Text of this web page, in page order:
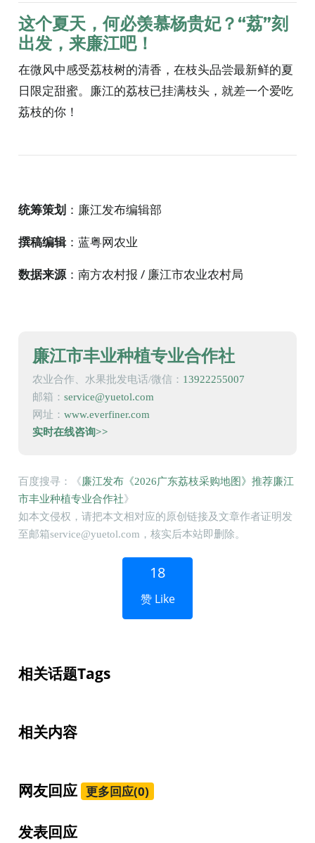
这个夏天，何必羡慕杨贵妃？“荔”刻
出发，来廉江吧！
在微风中感受荔枝树的清香，在枝头品尝最新鲜的夏
日限定甜蜜。廉江的荔枝已挂满枝头，就差一个爱吃
荔枝的你！
统筹策划 ：廉江发布编辑部
撰稿编辑：蓝粤网农业
数据来源：南方农村报 / 廉江市农业农村局
廉江市丰业种植专业合作社
农业合作、水果批发电话/微信： 13922255007
邮箱：service@yuetol.com
网址：www.everfiner.com
实时在线咨询>>
百度搜寻：《 廉江发布《2026广东荔枝采购地图》推荐廉江
市丰业种植专业合作社》
如本文侵权，请把本文相对应的原创链接及文章作者证明发
至邮箱service@yuetol.com，核实后本站即删除。
18
赞 Like
相关话题Tags
相关内容
网友回应 更多回应(0)
发表回应